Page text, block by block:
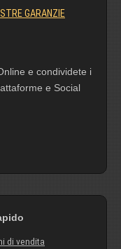
GARANZIE
e condividete i
e Social
di vendita